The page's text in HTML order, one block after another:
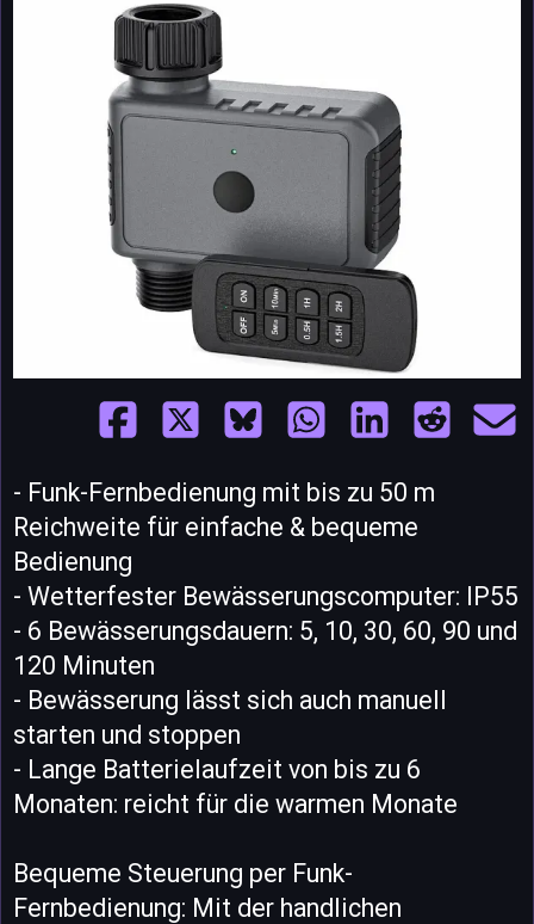
- Funk-Fernbedienung mit bis zu 50 m
Reichweite für einfache & bequeme
Bedienung
- Wetterfester Bewässerungscomputer: IP55
- 6 Bewässerungsdauern: 5, 10, 30, 60, 90 und
120 Minuten
- Bewässerung lässt sich auch manuell
starten und stoppen
- Lange Batterielaufzeit von bis zu 6
Monaten: reicht für die warmen Monate
Bequeme Steuerung per Funk-
Fernbedienung: Mit der handlichen